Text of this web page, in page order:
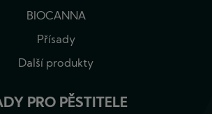
BIOCANNA
Přísady
Další produkty
PRO PĚSTITELE